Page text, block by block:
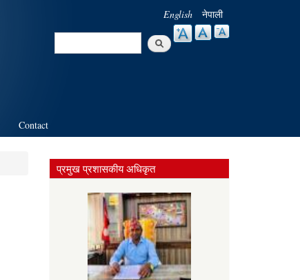
English नेपाली
Search
Contact
प्रमुख प्रशासकीय अधिकृत